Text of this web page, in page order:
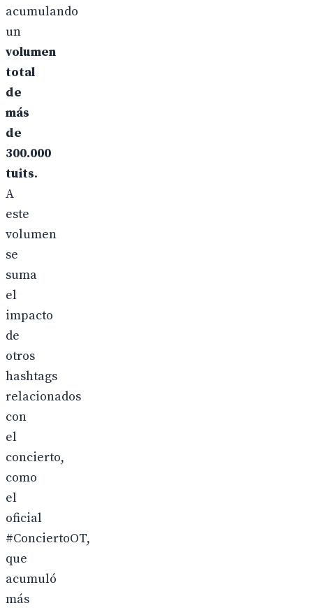
acumulando
un
volumen
total
de
más
de
300.000
tuits.
A
este
volumen
se
suma
el
impacto
de
otros
hashtags
relacionados
con
el
concierto,
como
el
oficial
#ConciertoOT,
que
acumuló
más